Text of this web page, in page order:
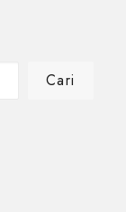
Cari